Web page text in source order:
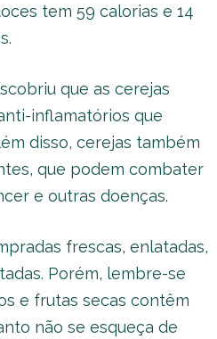
tem 59 calorias e 14
que as cerejas
inflamatórios que
disso, cerejas também
que podem combater
e outras doenças.
frescas, enlatadas,
Porém, lembre-se
e frutas secas contêm
não se esqueça de